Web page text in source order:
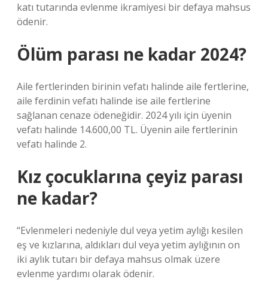
katı tutarında evlenme ikramiyesi bir defaya mahsus
ödenir.
Ölüm parası ne kadar 2024?
Aile fertlerinden birinin vefatı halinde aile fertlerine,
aile ferdinin vefatı halinde ise aile fertlerine
sağlanan cenaze ödeneğidir. 2024 yılı için üyenin
vefatı halinde 14.600,00 TL. Üyenin aile fertlerinin
vefatı halinde 2.
Kız çocuklarına çeyiz parası
ne kadar?
“Evlenmeleri nedeniyle dul veya yetim aylığı kesilen
eş ve kızlarına, aldıkları dul veya yetim aylığının on
iki aylık tutarı bir defaya mahsus olmak üzere
evlenme yardımı olarak ödenir.